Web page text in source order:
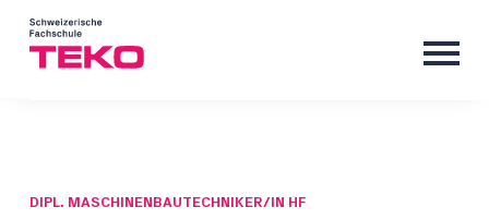
DIPL. MASCHINENBAUTECHNIKER/IN HF